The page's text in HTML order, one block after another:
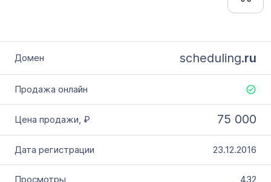
scheduling.ru
75 000
23.12.2016
432